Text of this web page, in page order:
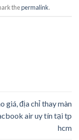
thepermalink.
giá, địa chỉ thay màn
air uy tín tại tp
hcm